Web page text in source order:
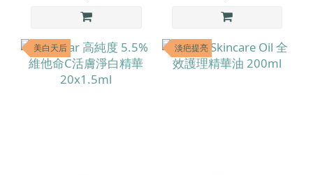
美白天后 淡疤提亮